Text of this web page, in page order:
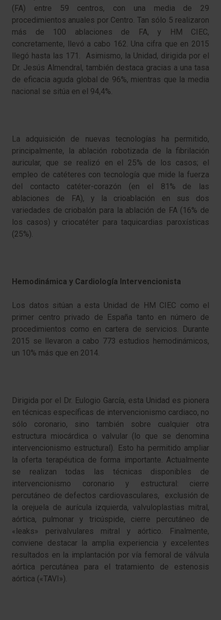
(FA) entre 59 centros, con una media de 29
procedimientos anuales por Centro. Tan sólo 5 realizaron
más de 100 ablaciones de FA, y HM CIEC,
concretamente, llevó a cabo 162. Una cifra que en 2015
llegó hasta las 171. Asimismo, la Unidad, dirigida por el
Dr. Jesús Almendral, también destaca gracias a una tasa
de eficacia aguda global de 96%, mientras que la media
nacional se sitúa en el 94,4%.
La adquisición de nuevas tecnologías ha permitido,
principalmente, la ablación robotizada de la fibrilación
auricular, que se realizó en el 25% de los casos; el
empleo de catéteres con tecnología que mide la fuerza
del contacto catéter-corazón (en el 81% de las
ablaciones de FA), y la crioablación en sus dos
variedades de criobalón para la ablación de FA (16% de
los casos) y criocatéter para taquicardias paroxísticas
(25%).
Hemodinámica y Cardiología Intervencionista
Los datos sitúan a esta Unidad de HM CIEC como el
primer centro privado de España tanto en número de
procedimientos como en cartera de servicios. Durante
2015 se llevaron a cabo 773 estudios hemodinámicos,
un 10% más que en 2014.
Dirigida por el Dr. Eulogio García, esta Unidad es pionera
en técnicas específicas de intervencionismo cardiaco, no
sólo coronario, sino también sobre cualquier otra
estructura miocárdica o valvular (lo que se denomina
intervencionismo estructural). Esto ha permitido ampliar
la oferta terapéutica de forma importante. Actualmente
se realizan todas las técnicas disponibles de
intervencionismo coronario y estructural: cierre
percutáneo de defectos cardiovasculares, exclusión de
la orejuela de aurícula izquierda, valvuloplastias mitral,
aórtica, pulmonar y tricúspide, cierre percutáneo de
«leaks» perivalvulares mitral y aórtico. Finalmente,
conviene destacar la amplia experiencia y excelentes
resultados en la implantación por vía femoral de válvula
aórtica percutánea para el tratamiento de estenosis
aórtica («TAVI»).